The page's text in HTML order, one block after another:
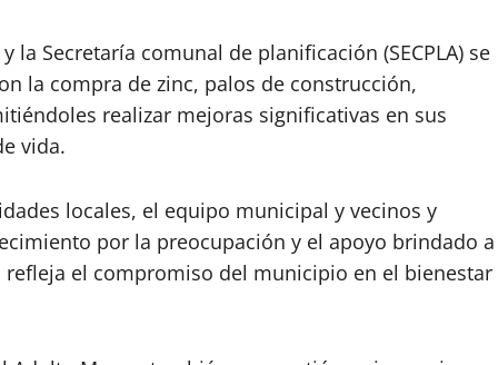
Secretaría comunal de planificación (SECPLA) se
la compra de zinc, palos de construcción,
realizar mejoras significativas en sus
vida.
locales, el equipo municipal y vecinos y
por la preocupación y el apoyo brindado a
el compromiso del municipio en el bienestar